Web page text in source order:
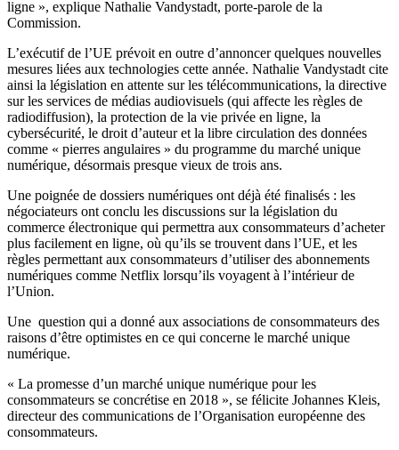
ligne », explique Nathalie Vandystadt, porte-parole de la
Commission.
L’exécutif de l’UE prévoit en outre d’annoncer quelques nouvelles
mesures liées aux technologies cette année. Nathalie Vandystadt cite
ainsi la législation en attente sur les télécommunications, la directive
sur les services de médias audiovisuels (qui affecte les règles de
radiodiffusion), la protection de la vie privée en ligne, la
cybersécurité, le droit d’auteur et la libre circulation des données
comme « pierres angulaires » du programme du marché unique
numérique, désormais presque vieux de trois ans.
Une poignée de dossiers numériques ont déjà été finalisés : les
négociateurs ont conclu les discussions sur la législation du
commerce électronique qui permettra aux consommateurs d’acheter
plus facilement en ligne, où qu’ils se trouvent dans l’UE, et les
règles permettant aux consommateurs d’utiliser des abonnements
numériques comme Netflix lorsqu’ils voyagent à l’intérieur de
l’Union.
Une question qui a donné aux associations de consommateurs des
raisons d’être optimistes en ce qui concerne le marché unique
numérique.
« La promesse d’un marché unique numérique pour les
consommateurs se concrétise en 2018 », se félicite Johannes Kleis,
directeur des communications de l’Organisation européenne des
consommateurs.